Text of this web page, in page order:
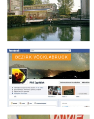
BEZIRK VÖCKLABRUCK